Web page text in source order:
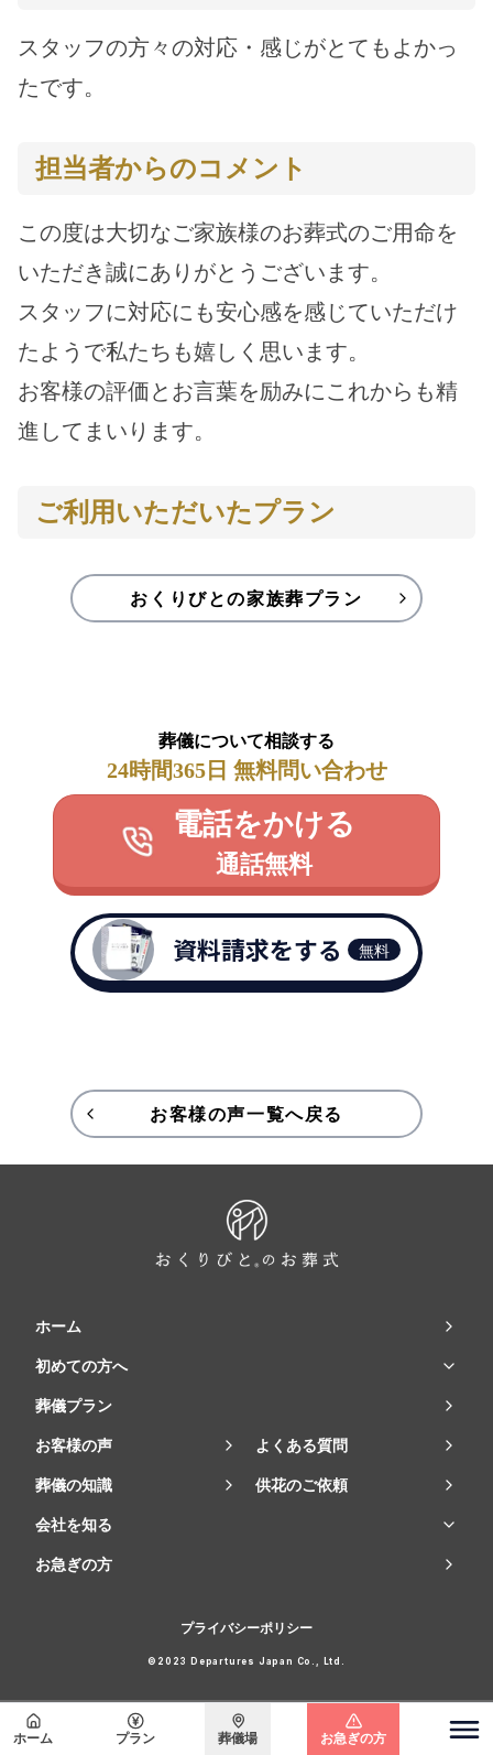
会員登録で
最大15万円割引
ホーム プラン 葬儀場
関東エリア お急ぎの方
スタッフの方々の対応・感じがとてもよかっ
たです。
担当者からのコメント
この度は大切なご家族様のお葬式のご用命を
いただき誠にありがとうございます。
スタッフに対応にも安心感を感じていただけ
たようで私たちも嬉しく思います。
お客様の評価とお言葉を励みにこれからも精
進してまいります。
ご利用いただいたプラン
おくりびとの家族葬プラン
葬儀について相談する
24時間365日 無料問い合わせ
電話をかける
通話無料
資料請求をする 無料
お客様の声一覧へ戻る
ホーム
初めての方へ
葬儀プラン
お客様の声 よくある質問
葬儀の知識 供花のご依頼
会社を知る
お急ぎの方
プライバシーポリシー
©2023 Departures Japan Co., Ltd.